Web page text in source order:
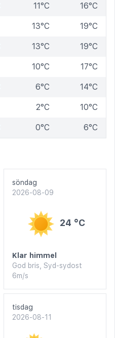
11°C 16°C
13°C 19°C
13°C 19°C
10°C 17°C
6°C 14°C
2°C 10°C
0°C 6°C
söndag
2026-08-09
24 °C
Klar himmel
God bris, Syd-sydost
6m/s
tisdag
2026-08-11